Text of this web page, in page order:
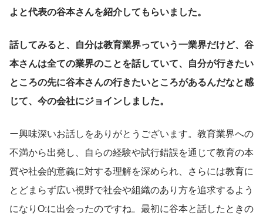
よと代表の谷本さんを紹介してもらいました。
話してみると、自分は教育業界っていう一業界だけど、谷
本さんは全ての業界のことを話していて、自分が行きたい
ところの先に谷本さんの行きたいところがあるんだなと感
じて、今の会社にジョインしました。
ー興味深いお話しをありがとうございます。教育業界への
不満から出発し、自らの経験や試行錯誤を通じて教育の本
質や社会的意義に対する理解を深められ、さらには教育に
とどまらず広い視野で社会や組織のあり方を追求するよう
になりO:に出会ったのですね。最初に谷本と話したときの